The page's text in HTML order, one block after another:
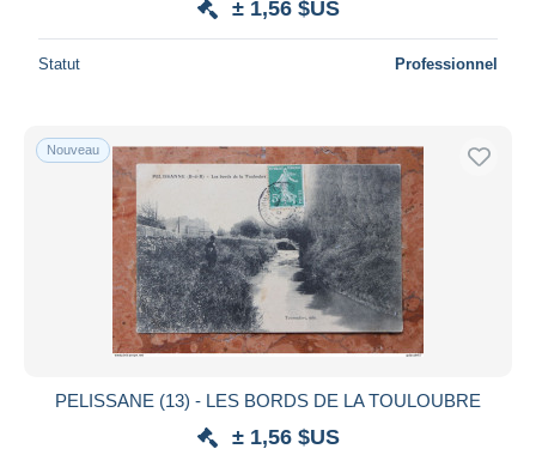
± 1,56 $US
Statut Professionnel
Nouveau
PELISSANE (13) - LES BORDS DE LA TOULOUBRE
± 1,56 $US